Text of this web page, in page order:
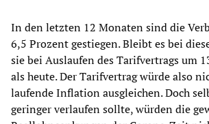
In den letzten 12 Monaten sind die
6,5 Prozent gestiegen. Bleibt es bei
sie bei Auslaufen des Tarifvertrags um
als heute. Der Tarifvertrag würde also
laufende Inflation ausgleichen. Doch
geringer verlaufen sollte, würden die